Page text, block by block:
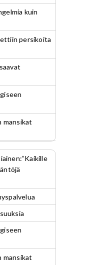
kuin
persikoita
mansikat
mansikat